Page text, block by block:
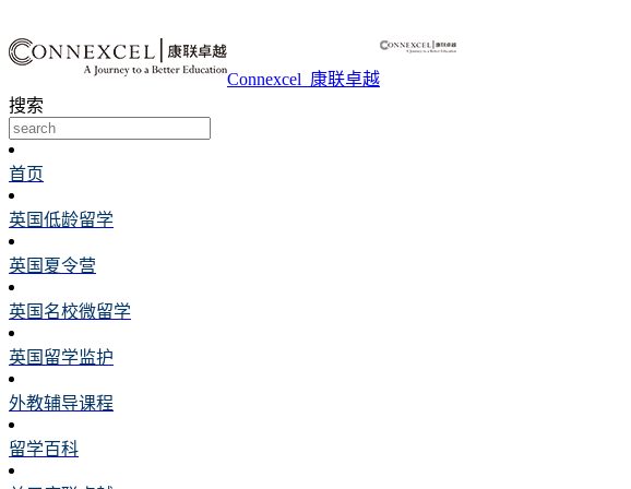
Connexcel_康联卓越
搜索
首页
英国低龄留学
英国夏令营
英国名校微留学
英国留学监护
外教辅导课程
留学百科